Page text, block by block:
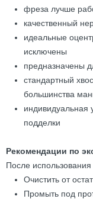
фреза лучше
качественный
идеальные
исключены
предназначены
стандартный
большинства
индивидуальная
подделки
Рекомендации по
После
Очистить от
Промыть под